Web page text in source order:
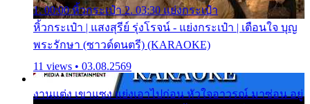
1. 00:00 หิ้วกระเป๋า 2. 03:30 แย่งกระเป๋า
หิ้วกระเป๋า | แสงสุรีย์ รุ่งโรจน์ - แย่งกระเป๋า | เตือนใจ บุญ
พระรักษา (ซาวด์ดนตรี) (KARAOKE)
11 views • 03.08.2569
งานแต่ง เขาแซง แย่งเอาไปก่อน หัวใจอาวรณ์ มาซ่อน อยู่